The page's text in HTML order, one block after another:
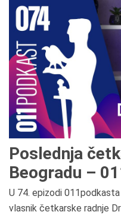
Poslednja
Beogradu –
U 74. epizodi
vlasnik četkarske radnje